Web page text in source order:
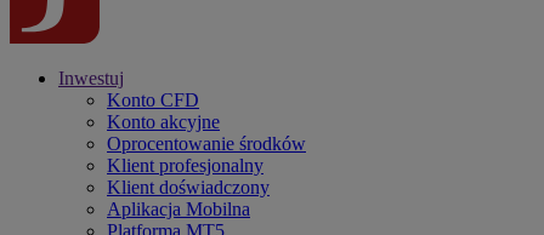
Inwestuj
Konto CFD
Konto akcyjne
Oprocentowanie środków
Klient profesjonalny
Klient doświadczony
Aplikacja Mobilna
Platforma MT5